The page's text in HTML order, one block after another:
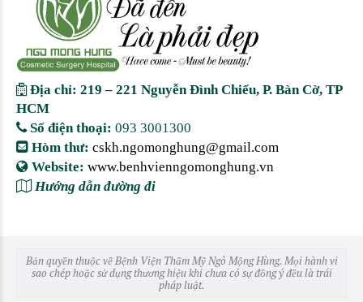
Địa chỉ: 219 – 221 Nguyễn Đình Chiểu, P. Bàn Cờ, TP
HCM
Số điện thoại: 093 3001300
Hòm thư: cskh.ngomonghung@gmail.com
Website: www.benhvienngomonghung.vn
Hướng dẫn đường đi
Bản quyền thuộc về Bệnh Viện Thẩm Mỹ Ngô Mộng Hùng. Mọi hành vi
sao chép hoặc sử dụng thương hiệu khi chưa có sự đồng ý đều là trái
pháp luật.